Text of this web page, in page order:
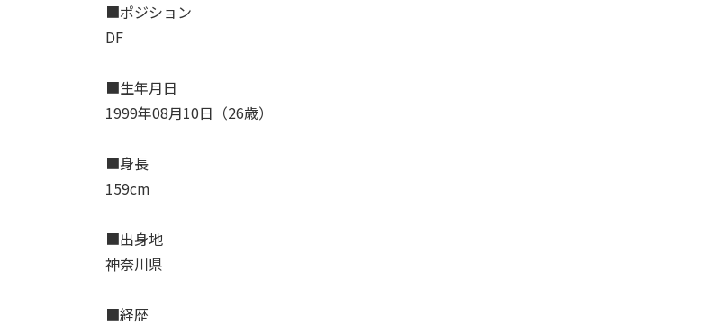
■ポジション
DF
■生年月日
1999年08月10日（26歳）
■身長
159cm
■出身地
神奈川県
■経歴